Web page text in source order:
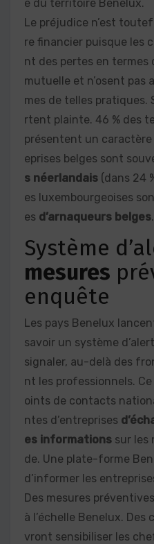
e du territoire Benelux.
Le préjudice n’est
re financier puisque les
nt des pertes en termes
mutuelle et n’osent pas
mes de telles pratiques.
rtent plainte. 46 % des
présentent un
eprises belges sont
s néerlandais (dans 24
es luxembourgeoises
es d’arnaqueurs belges.
Système
mesures
enquête
Les pays Benelux
savoir un système
signaler, au-delà des
nt les professionnels.
oints de contacts
ntes d’entreprises
es informations sur les
de. Une plate-forme
d’informer les
Des mesures
à l’échelle Benelux. Des
vront sensibiliser les